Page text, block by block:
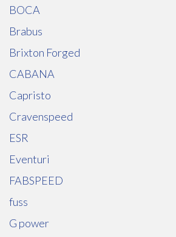
BOCA
Brabus
Brixton Forged
CABANA
Capristo
Cravenspeed
ESR
Eventuri
FABSPEED
fuss
G power